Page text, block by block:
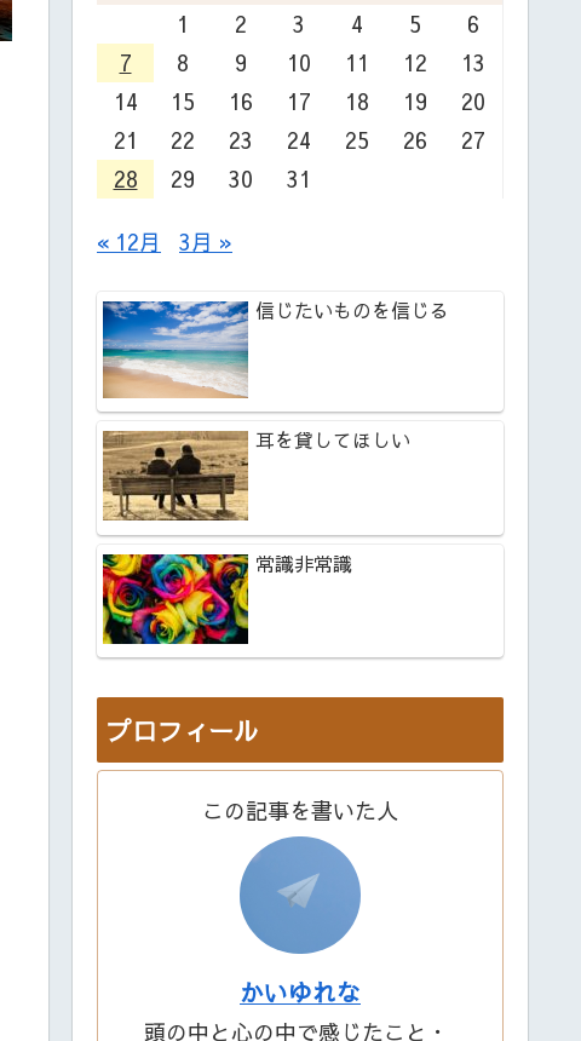
1
2 3 4 5
6
7
8 9 10 11 12
13
14
15 16 17 18 19
20
21
22 23 24 25 26
27
28
29 30 31
« 12月 3月 »
信じたいものを信じる
耳を貸してほしい
常識非常識
プロフィール
この記事を書いた人
かいゆれな
頭の中と心の中で感じたこと・